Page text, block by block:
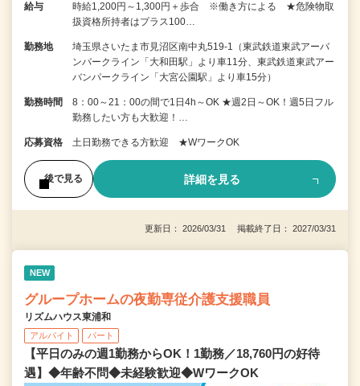
給与
時給1,200円～1,300円＋歩合 ※働き方による ★危険物取
扱資格所持者はプラス100…
勤務地
埼玉県さいたま市見沼区南中丸519-1（東武鉄道東武アーバ
ンパークライン「大和田駅」より車11分、東武鉄道東武アー
バンパークライン「大宮公園駅」より車15分）
勤務時間
8：00～21：00の間で1日4h～OK ★週2日～OK！週5日フル
勤務したい方も大歓迎！…
応募資格 土日勤務できる方歓迎 ★WワークOK
後で見る 詳細を見る
更新日： 2026/03/31 掲載終了日： 2027/03/31
NEW
グループホームの夜勤専従介護支援職員
リズムハウス東浦和
アルバイト パート
【平日のみの週1勤務からOK！1勤務／18,760円の好待
遇】◆年齢不問◆未経験歓迎◆WワークOK